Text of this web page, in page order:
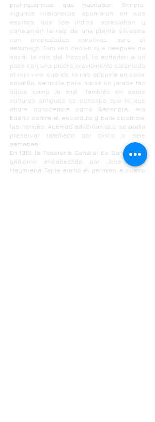
prehispánicas que habitaban Sonora.
Algunos misioneros apuntaron en sus
escritos que los indios apreciaban y
consumían la raíz de una planta silvestre
con propiedades curativas para el
estómago. También decían que después de
sacar la raíz del Mezcal, lo echaban a un
pozo con una piedra previamente calentada
al rojo vivo; cuando la raíz adquiría un color
amarillo, se molía para hacer un jarabe tan
dulce como la miel. También en estas
culturas antiguas se pensaba que lo que
ahora conocemos como Bacanora, era
bueno contra el escorbuto y para cicatrizar
las heridas. Además advertían que se podía
preservar tatemado por cinco o seis
semanas.
En 1915, la Tesorería General de Sonora del
gobierno encabezado por José María
Maytorena Tapia emitió el permiso a cuatro